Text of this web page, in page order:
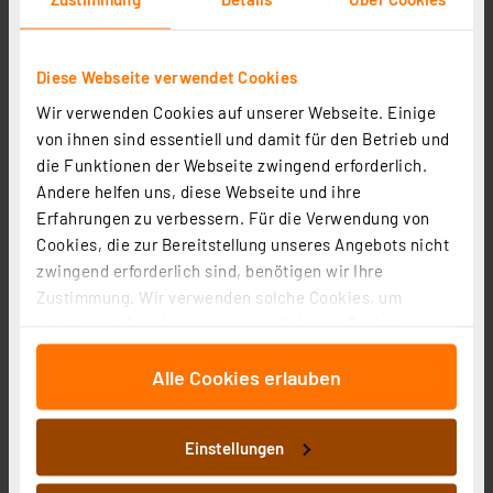
Diese Webseite verwendet Cookies
Wir verwenden Cookies auf unserer Webseite. Einige
von ihnen sind essentiell und damit für den Betrieb und
die Funktionen der Webseite zwingend erforderlich.
Andere helfen uns, diese Webseite und ihre
Erfahrungen zu verbessern. Für die Verwendung von
Cookies, die zur Bereitstellung unseres Angebots nicht
zwingend erforderlich sind, benötigen wir Ihre
Zustimmung. Wir verwenden solche Cookies, um
für soziale Medien anbieten zu können und die Zugriffe
auf unsere Website zu analysieren. Außerdem geben
wir Informationen zu Ihrer Verwendung unserer Website
an unsere Partner für soziale Medien, Werbung und
Analysen weiter. Unsere Partner führen diese
Informationen möglicherweise mit weiteren Daten
Alle Cookies erlauben
Einstellungen
Homematic IP Smart Home Jalousieaktor – Unterputz,